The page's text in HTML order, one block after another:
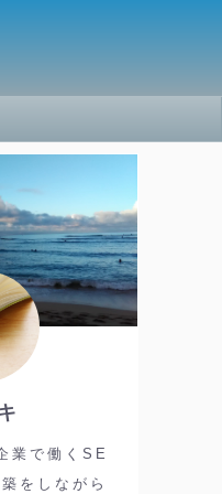
業で働くSE
をしながら